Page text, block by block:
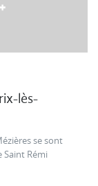
lès-
se sont
Saint Rémi